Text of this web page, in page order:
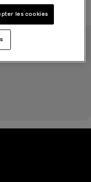
les cookies